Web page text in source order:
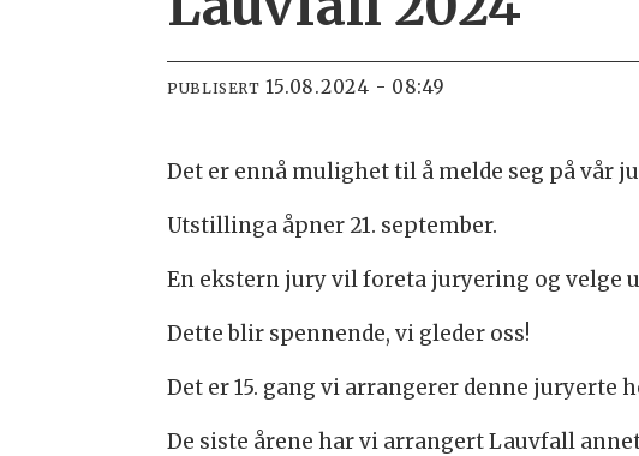
PUBLISERT 15.08.2024 - 08:49
Det er ennå mulighet til å melde seg på vår
Utstillinga åpner 21. september.
En ekstern jury vil foreta juryering og velge
Dette blir spennende, vi gleder oss!
Det er 15. gang vi arrangerer denne juryerte
De siste årene har vi arrangert Lauvfall